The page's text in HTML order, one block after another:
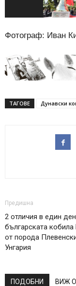
Фотограф: Иван
ТАГОВЕ Дунавски
Предишна
2 отличия в един
българската кобила
от порода
Унгария
ПОДОБНИ ВИЖ